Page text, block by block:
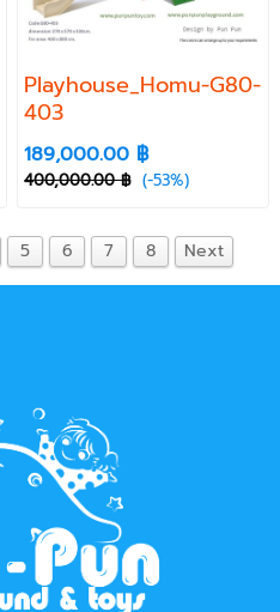
Playhouse_Homu-G80-
403
189,000.00 ฿
400,000.00 ฿ (-53%)
5 6 7 8 Next